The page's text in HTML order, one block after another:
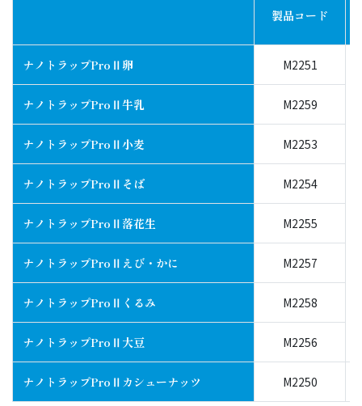
製品コード
ナノトラップProⅡ卵 M2251
ナノトラップProⅡ牛乳 M2259
ナノトラップProⅡ小麦 M2253
ナノトラップProⅡそば M2254
ナノトラップProⅡ落花生 M2255
ナノトラップProⅡえび・かに M2257
ナノトラップProⅡくるみ M2258
ナノトラップProⅡ大豆 M2256
ナノトラップProⅡカシューナッツ M2250